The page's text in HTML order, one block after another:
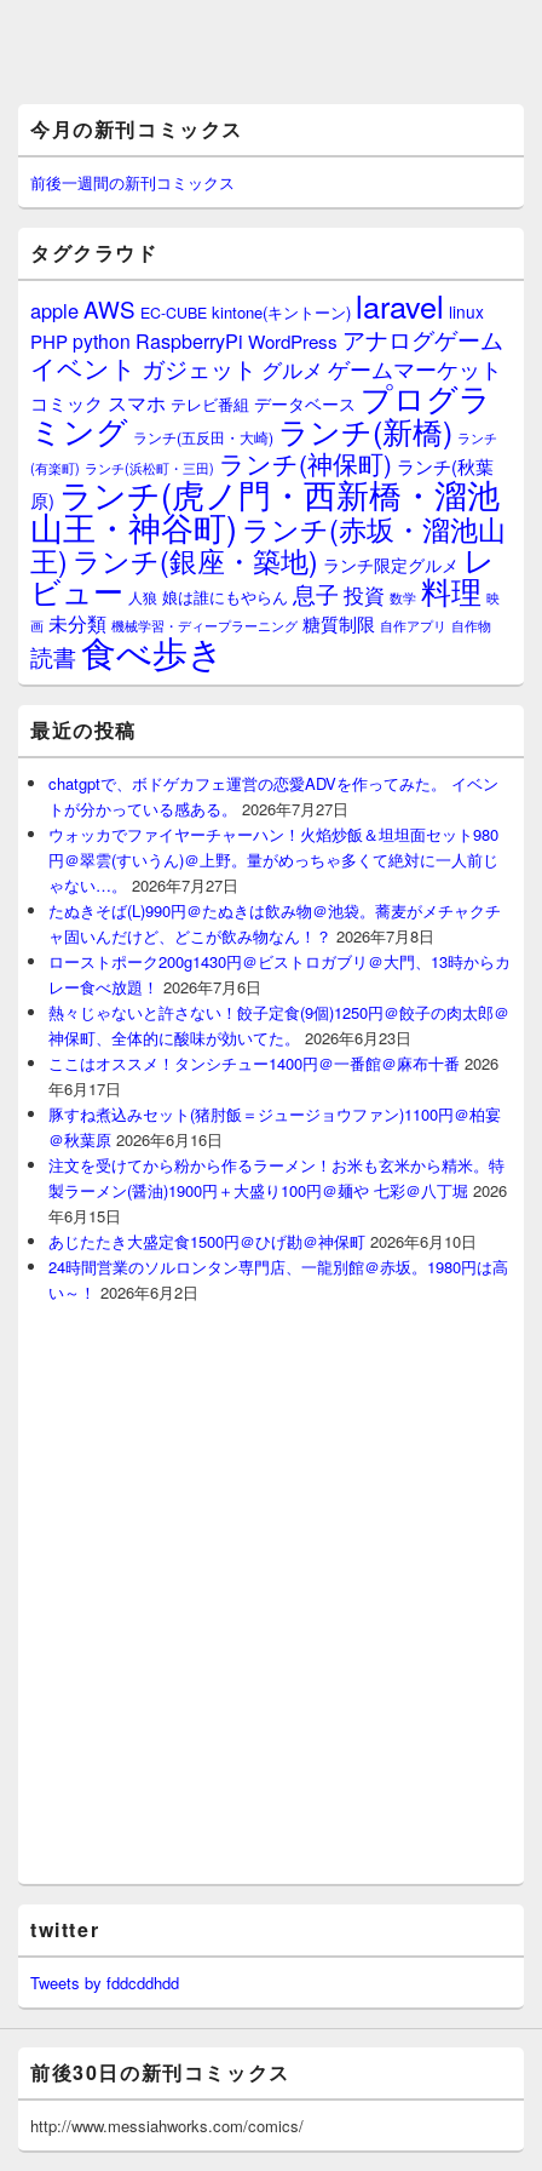
イ
ン
サ
イ
ウ
ィ
ジ
ェ
ア
今月の新刊コミックス
前後一週間の新刊コミックス
タグクラウド
appleAWS EC-CUBE kintone(キントーン) laravel linux
PHPpython RaspberryPi WordPress アナログゲーム
イベント ガジェット グルメ ゲームマーケット
コミック スマホ テレビ番組 データベース プログラ
ミング ランチ(五反田・大崎) ランチ(新橋) ランチ
(有楽町) ランチ(浜松町・三田) ランチ(神保町) ランチ(秋葉
原) ランチ(虎ノ門・西新橋・溜池
山王・神谷町) ランチ(赤坂・溜池山
王) ランチ(銀座・築地) ランチ限定グルメ レ
ビュー 人狼 娘は誰にもやらん 息子 投資 数学 料理 映
画 未分類 機械学習・ディープラーニング 糖質制限 自作アプリ 自作物
読書食べ歩き
最近の投稿
chatgptで、ボドゲカフェ運営の恋愛ADVを作ってみた。 イベン
トが分かっている感ある。
2026年7月27日
ウォッカでファイヤーチャーハン！火焰炒飯＆坦坦面セット980
円＠翠雲(すいうん)＠上野。量がめっちゃ多くて絶対に一人前じ
ゃない…。
2026年7月27日
たぬきそば(L)990円＠たぬきは飲み物＠池袋。蕎麦がメチャクチ
ャ固いんだけど、どこが飲み物なん！？ 2026年7月8日
ローストポーク200g1430円＠ビストロガブリ＠大門、13時からカ
レー食べ放題！ 2026年7月6日
熱々じゃないと許さない！餃子定食(9個)1250円＠餃子の肉太郎＠
神保町、全体的に酸味が効いてた。
2026年6月23日
ここはオススメ！タンシチュー1400円＠一番館＠麻布十番 2026
年6月17日
豚すね煮込みセット(猪肘飯＝ジュージョウファン)1100円＠柏宴
＠秋葉原 2026年6月16日
注文を受けてから粉から作るラーメン！お米も玄米から精米。特
製ラーメン(醤油)1900円＋大盛り100円＠麺や 七彩＠八丁堀 2026
年6月15日
あじたたき大盛定食1500円＠ひげ勘＠神保町 2026年6月10日
24時間営業のソルロンタン専門店、一龍別館＠赤坂。1980円は高
い～！ 2026年6月2日
twitter
Tweets by fddcddhdd
前後30日の新刊コミックス
http://www.messiahworks.com/comics/